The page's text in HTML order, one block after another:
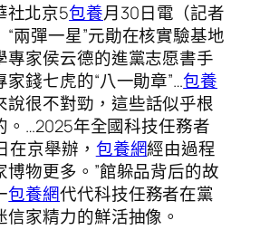
社北京5包養月30日電（記者
“兩彈一星”元勛在核實驗基地
專家侯云德的進黨志愿書手
錢七虎的“八一勛章”…包養
說很不對勁，這些話似乎根
。…2025年全國科技任務者
在京舉辦， 包養網經由過程
物更多。”館躲品背后的故
包養網代代科技任務者在黨
家精力的鮮活抽像。